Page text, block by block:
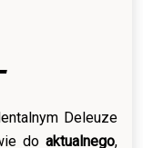
Deleuze
do aktualnego,